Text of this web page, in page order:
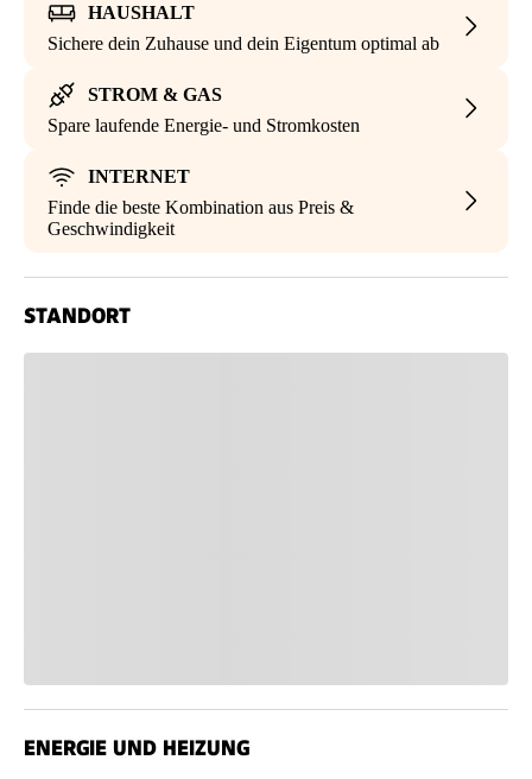
HAUSHALT
Sichere dein Zuhause und dein Eigentum optimal ab
STROM & GAS
Spare laufende Energie- und Stromkosten
INTERNET
Finde die beste Kombination aus Preis &
Geschwindigkeit
STANDORT
ENERGIE UND HEIZUNG